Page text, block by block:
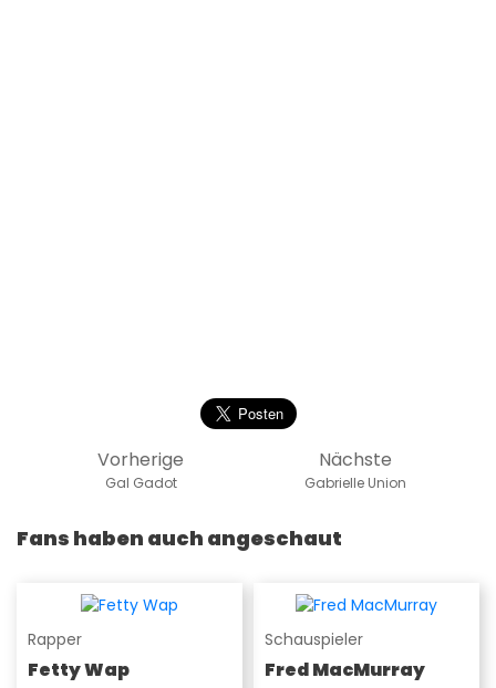
Nächste
Gabrielle Union
Vorherige
Gal Gadot
Fans haben auch angeschaut
Rapper
Fetty Wap
Schauspieler
Fred MacMurray